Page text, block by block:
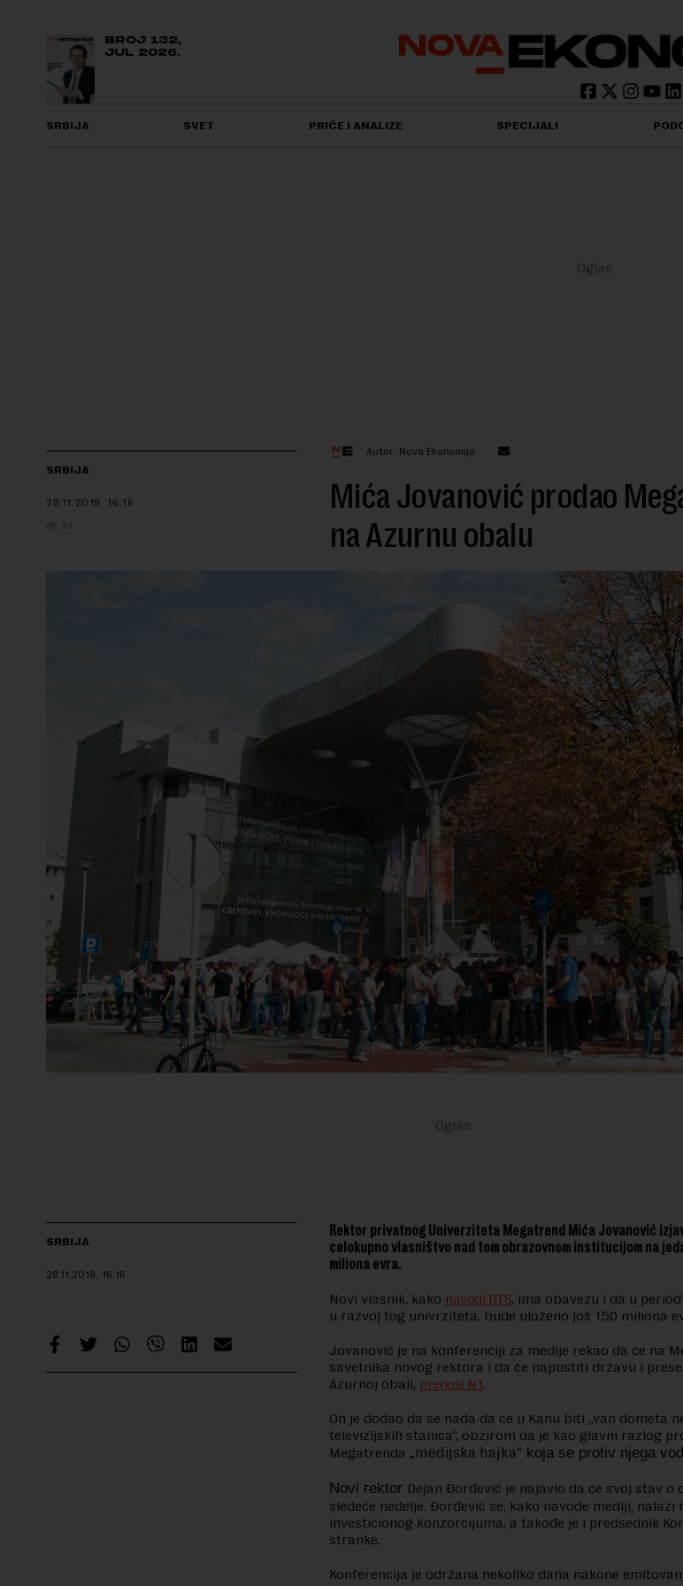
BROJ 132,
JUL 2026.
SRBIJA SVET PRIČE I ANALIZE SPECIJALI
SRBIJA
28.11.2019. 16:16
N1
Autor: Nova Ekonomija
Mića Jovanović prodao
na Azurnu obalu
SRBIJA
28.11.2019. 16:16
Rektor privatnog Univerziteta Megatrend Mića Jovanović
celokupno vlasništvo nad tom obrazovnom institucijom na
miliona evra.
Novi vlasnik, kako navodi RTS, ima obavezu i da u
u razvoj tog univrziteta, bude uloženo još 150 miliona
Jovanović je na konferenciji za medije rekao da će na
savetnika novog rektora i da će napustiti državu i
Azurnoj obali, prenosi N1.
On je dodao da se nada da će u Kanu biti „van dometa
televizijskih stanica“, obzirom da je kao glavni razlog
Megatrenda „medijska hajka“ koja se protiv njega
Novi rektor Dejan Đorđević je najavio da će svoj stav
sledeće nedelje. Đorđević se, kako navode mediji, nalazi
investicionog konzorcijuma, a takođe je i predsednik
stranke.
Konferencija je održana nekoliko dana nakone